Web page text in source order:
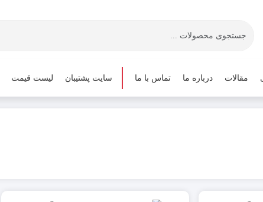
مقالات درباره ما تماس با ما سایت پشتیبان لیست قیمت